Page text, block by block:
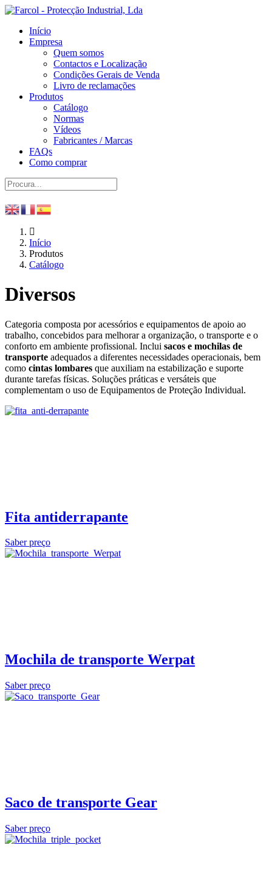
Início
Empresa
Quem somos
Contactos e Localização
Condições Gerais de Venda
Livro de reclamações
Produtos
Catálogo
Normas
Vídeos
Fabricantes / Marcas
FAQs
Como comprar
Início
Produtos
Catálogo
Diversos
Categoria composta por acessórios e equipamentos de apoio ao
trabalho, concebidos para melhorar a organização, o transporte e o
conforto em ambiente profissional. Inclui sacos e mochilas de
transporte adequados a diferentes necessidades operacionais, bem
como cintas lombares que auxiliam na estabilização e suporte
durante tarefas físicas. Soluções práticas e versáteis que
complementam o uso de Equipamentos de Proteção Individual.
Fita antiderrapante
Saber preço
Mochila de transporte Werpat
Saber preço
Saco de transporte Gear
Saber preço